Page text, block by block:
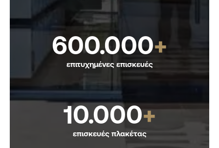
600.000+
επιτυχημένες επισκευές
10.000+
επισκευές πλακέτας